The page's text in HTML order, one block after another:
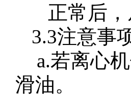
正常后
3.3注意事
a.若离心
滑油。